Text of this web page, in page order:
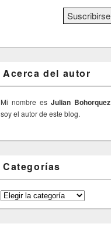
Acerca del autor
Mi nombre es Julian Bohorquez
soy el autor de este blog.
Categorías
Categorías